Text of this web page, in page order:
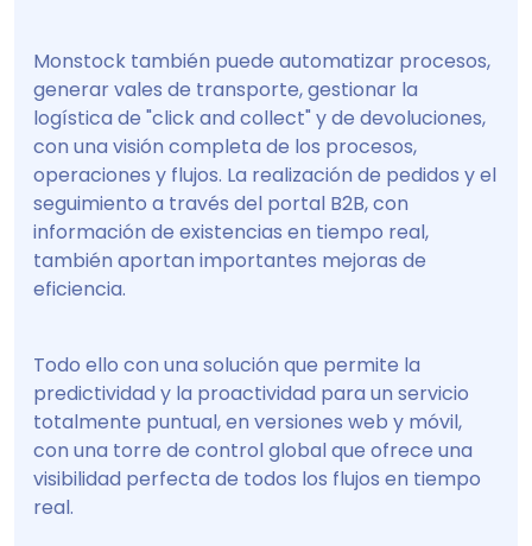
Monstock también puede automatizar procesos,
generar vales de transporte, gestionar la
logística de "click and collect" y de devoluciones,
con una visión completa de los procesos,
operaciones y flujos. La realización de pedidos y el
seguimiento a través del portal B2B, con
información de existencias en tiempo real,
también aportan importantes mejoras de
eficiencia.
Todo ello con una solución que permite la
predictividad y la proactividad para un servicio
totalmente puntual, en versiones web y móvil,
con una torre de control global que ofrece una
visibilidad perfecta de todos los flujos en tiempo
real.